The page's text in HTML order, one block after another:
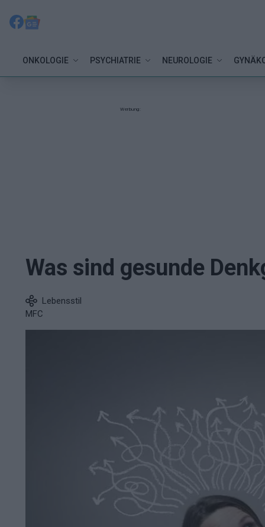
ONKOLOGIE PSYCHIATRIE NEUROLOGIE
Werbung:
Was sind gesunde
Lebensstil
MFC